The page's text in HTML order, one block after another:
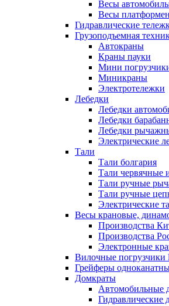
Весы
Весы
Гидравлические
Грузоподъемная
Автокраны
Краны пауки
Мини
Миникраны
Электротележки
Лебедки
Лебедки
Лебедки
Лебедки
Электрические
Тали
Тали болгария
Тали червячные
Тали ручные
Тали ручные
Электрические
Весы крановые,
Производства
Производства
Электронные
Вилочные
Грейферы
Домкраты
Автомобильные
Гидравлические